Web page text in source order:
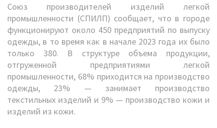
Союз производителей изделий легкой
промышленности (СПИЛП) сообщает, что в городе
функционируют около 450 предприятий по выпуску
одежды, в то время как в начале 2023 года их было
только 380. В структуре объема продукции,
отгруженной предприятиями легкой
промышленности, 68% приходится на производство
одежды, 23% — занимает производство
текстильных изделий и 9% — производство кожи и
изделий из кожи.